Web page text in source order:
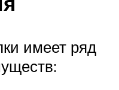
имеет ряд